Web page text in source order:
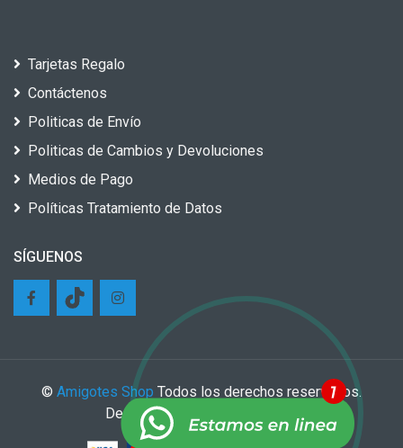
Tarjetas Regalo
Contáctenos
Politicas de Envío
Politicas de Cambios y Devoluciones
Medios de Pago
Políticas Tratamiento de Datos
SÍGUENOS
© Amigotes Shop Todos los derechos reservados.
Desarrollado por